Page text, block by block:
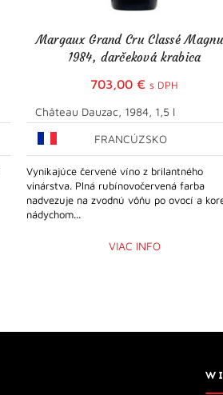
Margaux Grand Cru Classé
1984, darčeková krabica
703,00 € s DPH
Château Dauzac, 1984, 1,5 l
FRANCÚZSKO
Vynikajúce červené víno z brilantného
vinárstva. Plná rubínovočervená farba
nadvezuje na zvodnú vôňu po ovocí a
nádychom...
VIAC INFO